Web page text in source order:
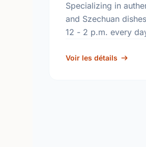
Specializing in
and Szechuan
12 - 2 p.m. every
Saturday evening
Voir les détails